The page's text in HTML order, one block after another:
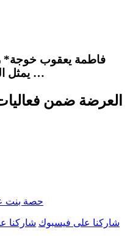
يمثل التراث الثقافي سجلاً حياً لتاريخ …
العرضة ضمن
حصة بنت
شاركنا على فيسبوك شاركنا